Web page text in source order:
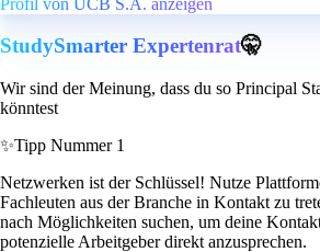
StudySmarter Expertenrat🤫
Wir sind der Meinung, dass du so Principal
könntest
✨Tipp Nummer 1
Netzwerken ist der Schlüssel! Nutze
Fachleuten aus der Branche in Kontakt zu
nach Möglichkeiten suchen, um deine
potenzielle Arbeitgeber direkt anzusprechen.